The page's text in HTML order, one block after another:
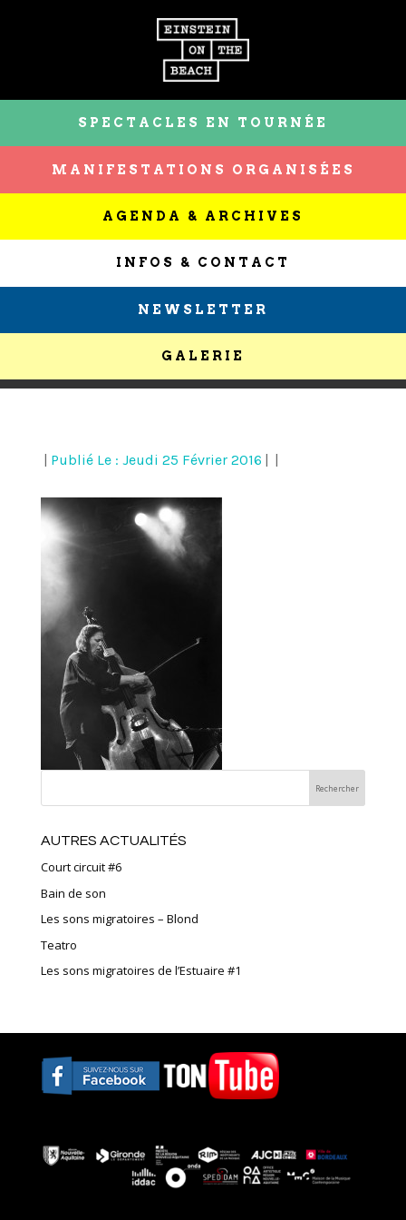
SPECTACLES EN TOURNÉE
MANIFESTATIONS ORGANISÉES
AGENDA & ARCHIVES
INFOS & CONTACT
NEWSLETTER
GALERIE
Publié Le : Jeudi 25 Février 2016
AUTRES ACTUALITÉS
Court circuit #6
Bain de son
Les sons migratoires – Blond
Teatro
Les sons migratoires de l’Estuaire #1